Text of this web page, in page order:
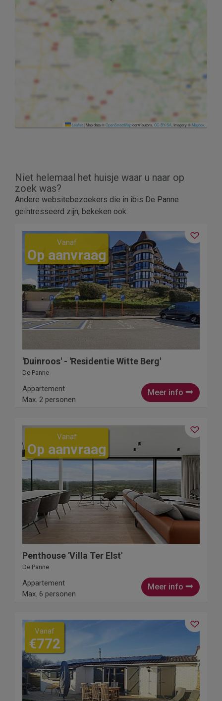
Leaflet| Map data ©OpenStreetMapcontributors, CC-BY-SA , Imagery ©Mapbox
Niet helemaal het huisje waar u naar op
zoek was?
Andere websitebezoekers die in ibis De Panne
geïntresseerd zijn, bekeken ook:
Vanaf
Op aanvraag
'Duinroos' - 'Residentie Witte Berg'
De Panne
Meer info
Appartement
Max. 2 personen
Vanaf
Op aanvraag
Penthouse 'Villa Ter Elst'
De Panne
Meer info
Appartement
Max. 6 personen
Vanaf
€772